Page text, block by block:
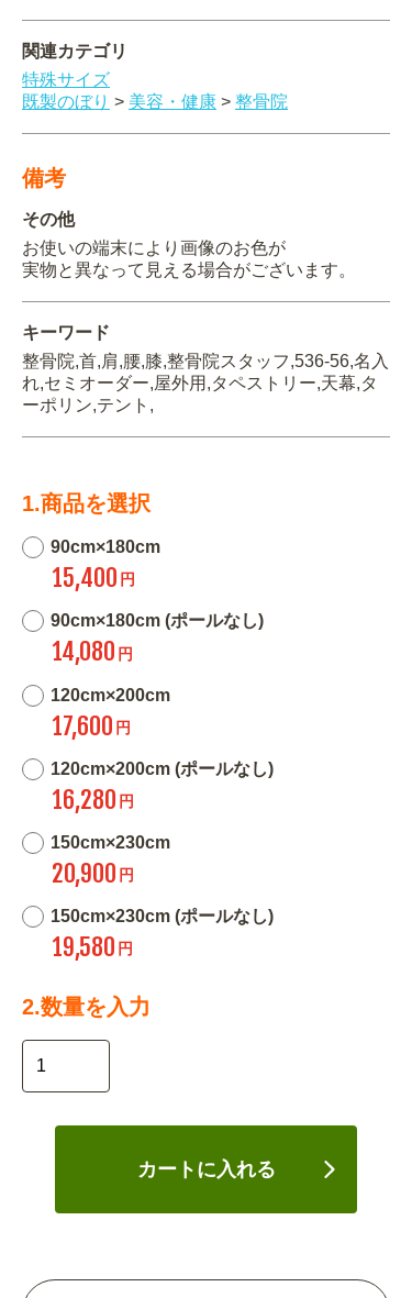
関連カテゴリ
特殊サイズ
既製のぼり > 美容・健康 > 整骨院
備考
その他
お使いの端末により画像のお色が
実物と異なって見える場合がございます。
キーワード
整骨院,首,肩,腰,膝,整骨院スタッフ,536-56,名入
れ,セミオーダー,屋外用,タペストリー,天幕,タ
ーポリン,テント,
1.商品を選択
90cm×180cm
15,400 円
90cm×180cm (ポールなし)
14,080 円
120cm×200cm
17,600 円
120cm×200cm (ポールなし)
16,280 円
150cm×230cm
20,900 円
150cm×230cm (ポールなし)
19,580 円
2.数量を入力
カートに入れる